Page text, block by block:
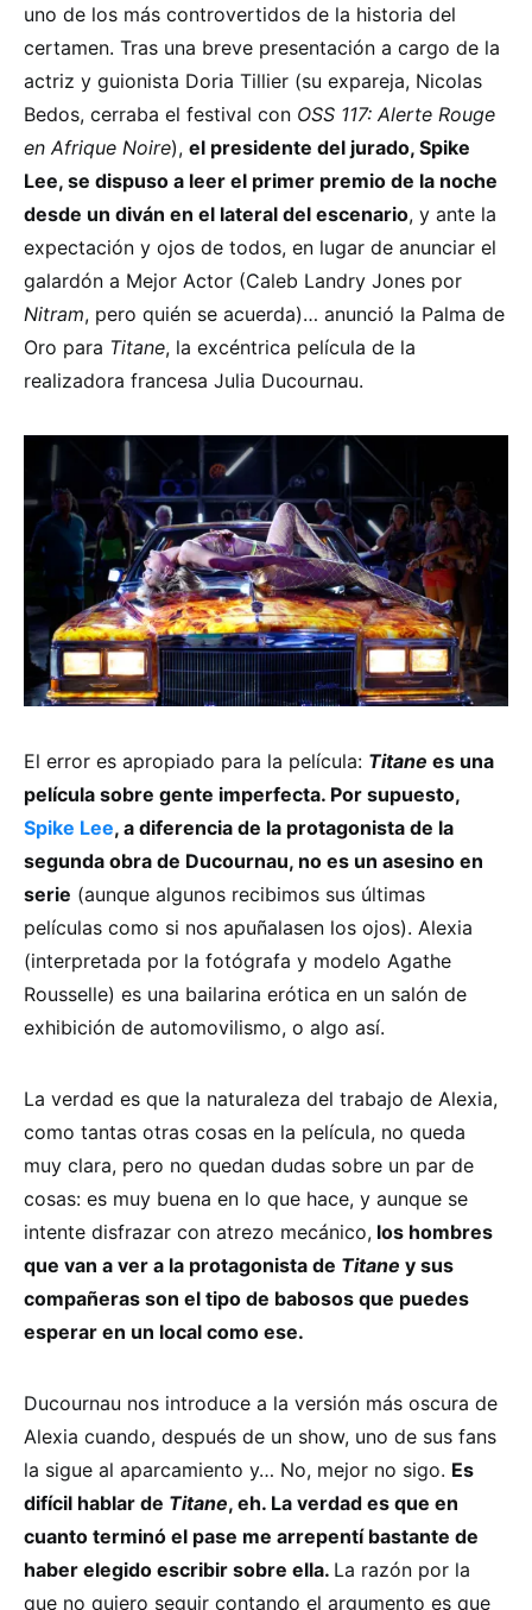
uno de los más controvertidos de la historia del
certamen. Tras una breve presentación a cargo de la
actriz y guionista Doria Tillier (su expareja, Nicolas
Bedos, cerraba el festival con OSS 117: Alerte Rouge
en Afrique Noire), el presidente del jurado, Spike
Lee, se dispuso a leer el primer premio de la noche
desde un diván en el lateral del escenario, y ante la
expectación y ojos de todos, en lugar de anunciar el
galardón a Mejor Actor (Caleb Landry Jones por
Nitram, pero quién se acuerda)… anunció la Palma de
Oro para Titane, la excéntrica película de la
realizadora francesa Julia Ducournau.
El error es apropiado para la película: Titane es una
película sobre gente imperfecta. Por supuesto,
Spike Lee, a diferencia de la protagonista de la
segunda obra de Ducournau, no es un asesino en
serie (aunque algunos recibimos sus últimas
películas como si nos apuñalasen los ojos). Alexia
(interpretada por la fotógrafa y modelo Agathe
Rousselle) es una bailarina erótica en un salón de
exhibición de automovilismo, o algo así.
La verdad es que la naturaleza del trabajo de Alexia,
como tantas otras cosas en la película, no queda
muy clara, pero no quedan dudas sobre un par de
cosas: es muy buena en lo que hace, y aunque se
intente disfrazar con atrezo mecánico, los hombres
que van a ver a la protagonista de Titane y sus
compañeras son el tipo de babosos que puedes
esperar en un local como ese.
Ducournau nos introduce a la versión más oscura de
Alexia cuando, después de un show, uno de sus fans
la sigue al aparcamiento y… No, mejor no sigo. Es
difícil hablar de Titane, eh. La verdad es que en
cuanto terminó el pase me arrepentí bastante de
haber elegido escribir sobre ella. La razón por la
que no quiero seguir contando el argumento es que